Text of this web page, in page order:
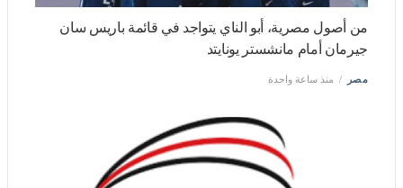
من أصول مصرية، أبو الناي يتواجد في قائمة باريس سان
جيرمان أمام مانشستر يونايتد